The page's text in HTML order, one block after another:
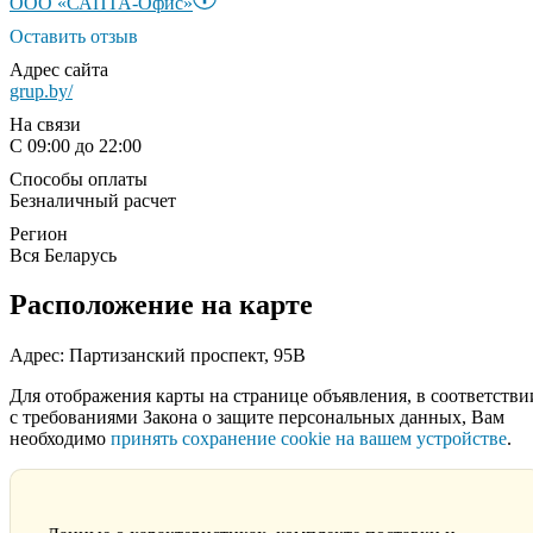
Оставить отзыв
Адрес сайта
grup.by/
На связи
С 09:00 до 22:00
Способы оплаты
Безналичный расчет
Регион
Вся Беларусь
Расположение на карте
Адрес: Партизанский проспект, 95В
Для отображения карты на странице объявления, в
с требованиями Закона о защите персональных данных, Вам
необходимо принять сохранение cookie на вашем устройстве.